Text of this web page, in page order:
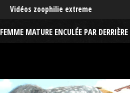
Vidéos zoophilie extreme
FEMME MATURE ENCULÉE PAR